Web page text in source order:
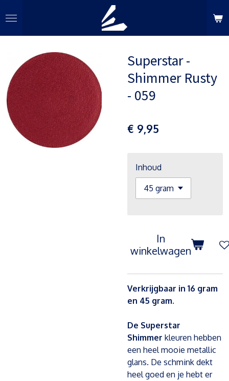
direct
naar
hoofdinhoud
Superstar -
Shimmer Rusty
- 059
€ 9,95
Inhoud
In
winkelwagen
Verkrijgbaar in 16 gram
en 45 gram.
De Superstar
Shimmer kleuren hebben
een heel mooie metallic
glans. De schmink dekt
heel goed en je hebt er